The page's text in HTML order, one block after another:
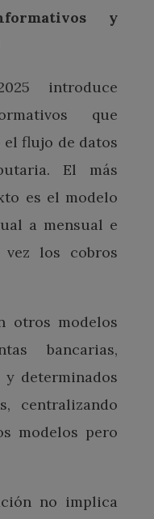
y
introduce
que
flujo de datos
El más
es el modelo
a mensual e
los cobros
otros modelos
bancarias,
determinados
centralizando
modelos pero
no implica